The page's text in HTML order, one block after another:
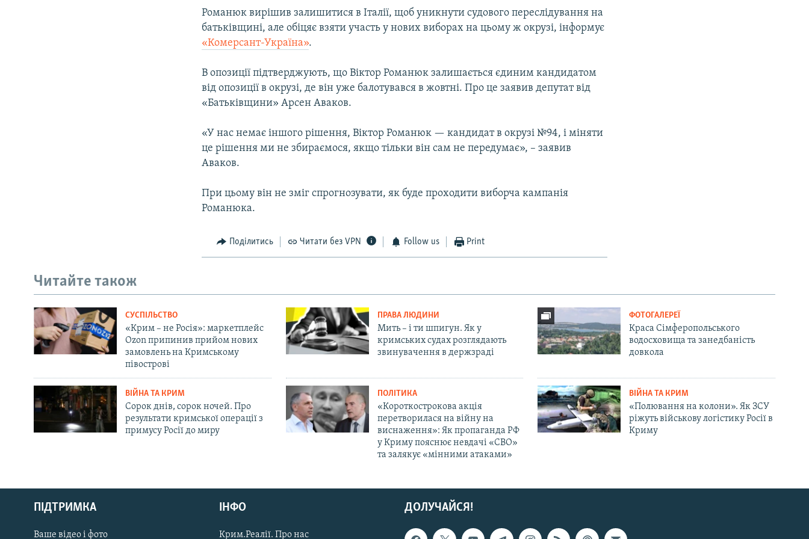
Русский
Qırımtatar
Романюк вирішив залишитися в Італії, щоб уникнути судового переслідування на
батьківщині, але обіцяє взяти участь у нових виборах на цьому ж окрузі, інформує
«Комерсант-Україна».
В опозиції підтверджують, що Віктор Романюк залишається єдиним кандидатом
від опозиції в окрузі, де він уже балотувався в жовтні. Про це заявив депутат від
«Батьківщини» Арсен Аваков.
«У нас немає іншого рішення, Віктор Романюк — кандидат в окрузі №94, і міняти
це рішення ми не збираємося, якщо тільки він сам не передумає», – заявив
Аваков.
При цьому він не зміг спрогнозувати, як буде проходити виборча кампанія
Романюка.
Поділитись Читати без VPN Follow us Print
Читайте також
СУСПІЛЬСТВО
«Крим – не Росія»: маркетплейс
Ozon припинив прийом нових
замовлень на Кримському
півострові
ПРАВА ЛЮДИНИ
Мить – і ти шпигун. Як у
кримських судах розглядають
звинувачення в держзраді
ФОТОГАЛЕРЕЇ
Краса Сімферопольського
водосховища та занедбаність
довкола
ВІЙНА ТА КРИМ
Сорок днів, сорок ночей. Про
результати кримської операції з
примусу Росії до миру
ПОЛІТИКА
«Короткострокова акція
перетворилася на війну на
виснаження»: Як пропаганда РФ
у Криму пояснює невдачі «СВО»
та залякує «мінними атаками»
ВІЙНА ТА КРИМ
«Полювання на колони». Як ЗСУ
ріжуть військову логістику Росії в
Криму
ДОЛУЧАЙСЯ!
ПІДТРИМКА
Ваше відео і фото
ІНФО
Крим.Реалії. Про нас